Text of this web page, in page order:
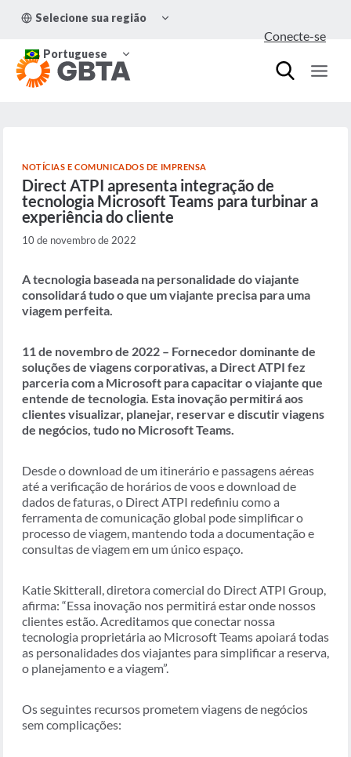
para
Conteúdo
Selecione sua região
MENU
Portuguese
MENU
FILHO
Conecte-se
NOTÍCIAS E COMUNICADOS DE IMPRENSA
Direct ATPI apresenta integração de
tecnologia Microsoft Teams para turbinar a
experiência do cliente
10 de novembro de 2022
A tecnologia baseada na personalidade do viajante
consolidará tudo o que um viajante precisa para uma
viagem perfeita.
11 de novembro de 2022 – Fornecedor dominante de
soluções de viagens corporativas, a Direct ATPI fez
parceria com a Microsoft para capacitar o viajante que
entende de tecnologia. Esta inovação permitirá aos
clientes visualizar, planejar, reservar e discutir viagens
de negócios, tudo no Microsoft Teams.
Desde o download de um itinerário e passagens aéreas
até a verificação de horários de voos e download de
dados de faturas, o Direct ATPI redefiniu como a
ferramenta de comunicação global pode simplificar o
processo de viagem, mantendo toda a documentação e
consultas de viagem em um único espaço.
Katie Skitterall, diretora comercial do Direct ATPI Group,
afirma: “Essa inovação nos permitirá estar onde nossos
clientes estão. Acreditamos que conectar nossa
tecnologia proprietária ao Microsoft Teams apoiará todas
as personalidades dos viajantes para simplificar a reserva,
o planejamento e a viagem”.
Os seguintes recursos prometem viagens de negócios
sem complicações: